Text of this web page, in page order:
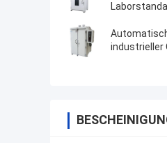
der hohen
industrieller